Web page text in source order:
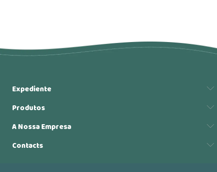
Expediente
Produtos
A Nossa Empresa
Contacts